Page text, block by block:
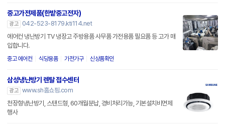
중고가전제품(한밭중고전자)
광고
042-523-8179.kti114.net
에어컨 냉난방기 TV 냉장고 주방용품 사무품 가전용품 필요품 등 고가 매
입합니다.
중고 에어컨 식당용품 가전가구 신상품확인
삼성냉난방기 렌탈 접수센터
광고 www.sh홈쇼핑.com
천장형냉난방기, 스탠드형, 60개월분납, 경비처리가능, 기본설치비면제
행사